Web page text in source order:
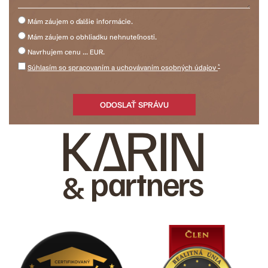
Mám záujem o ďalšie informácie.
Mám záujem o obhliadku nehnuteľnosti.
Navrhujem cenu ... EUR.
Súhlasím so spracovaním a uchovávaním osobných údajov *